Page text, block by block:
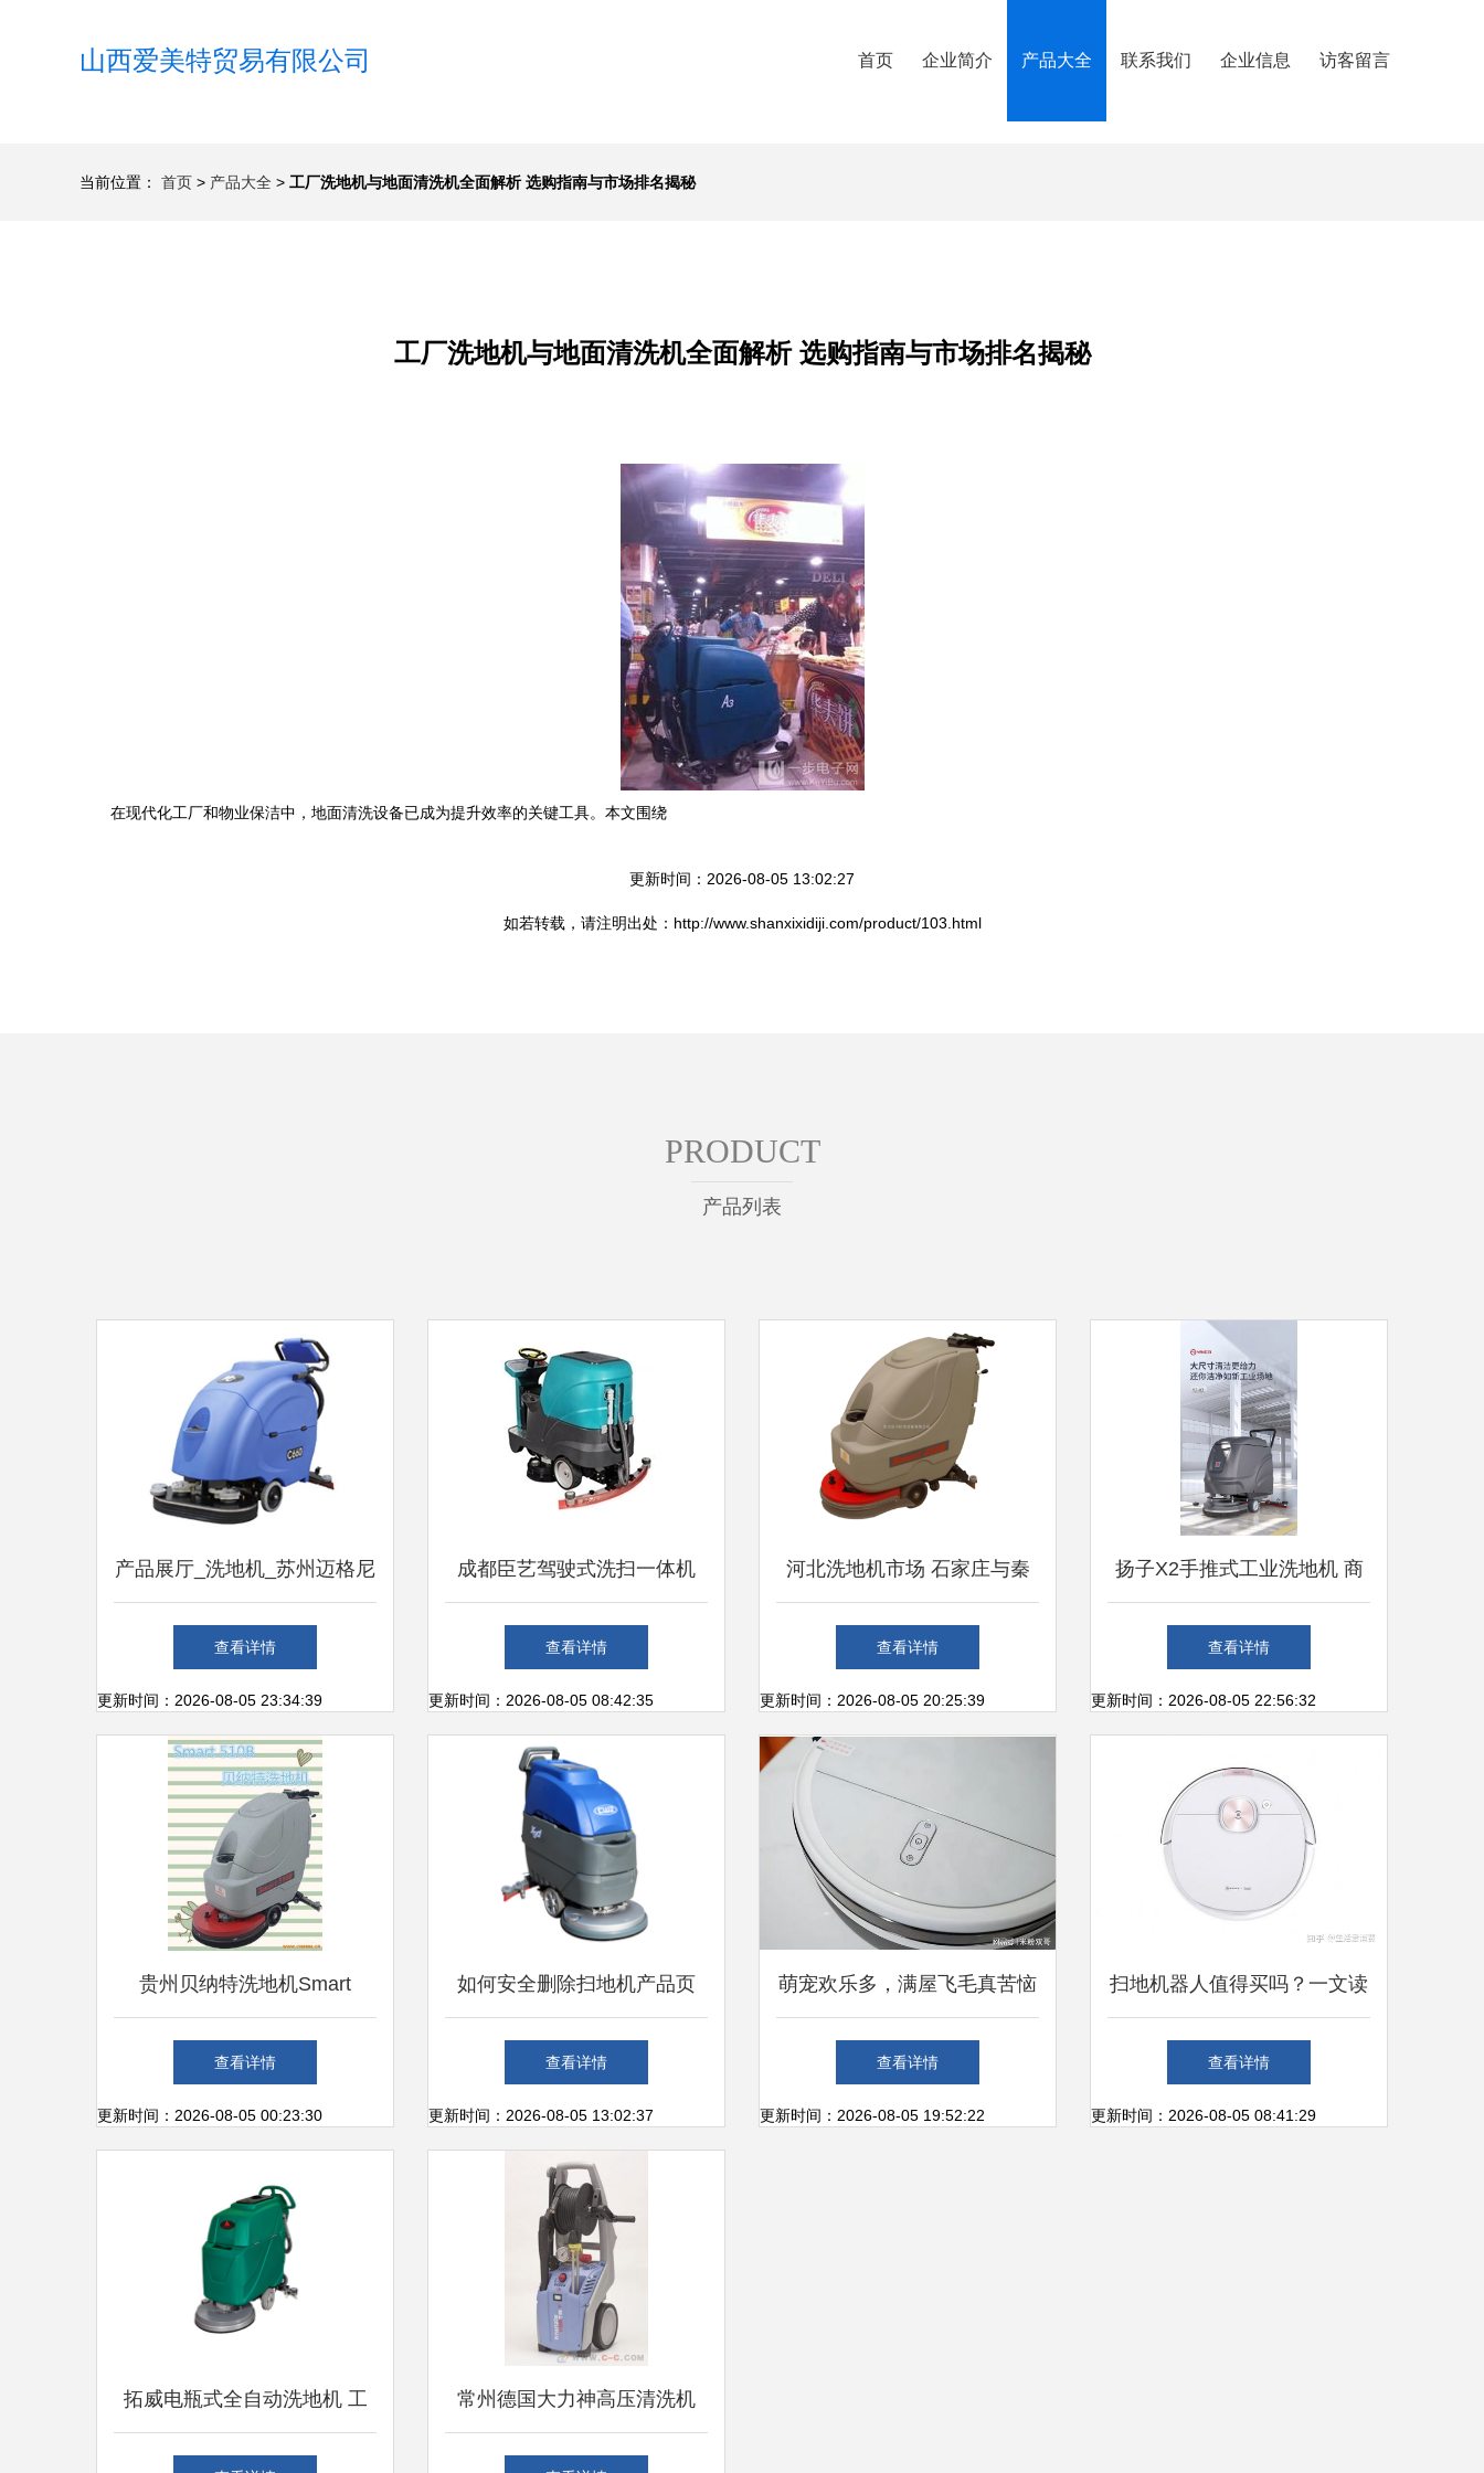
山西爱美特贸易有限公司 首页 企业简介 产品大全 联系我们 企业信息 访客留言
当前位置： 首页 > 产品大全 > 工厂洗地机与地面清洗机全面解析 选购指南与市场排名揭秘
工厂洗地机与地面清洗机全面解析 选购指南与市场排名揭秘
在现代化工厂和物业保洁中，地面清洗设备已成为提升效率的关键工具。本文围绕
更新时间：2026-08-05 13:02:27
如若转载，请注明出处：http://www.shanxixidiji.com/product/103.html
PRODUCT
产品列表
产品展厅_洗地机_苏州迈格尼
清洁设备
查看详情
更新时间：2026-08-05 23:34:39
成都臣艺驾驶式洗扫一体机
高效清洁，重塑现代化作业标
准
查看详情
更新时间：2026-08-05 08:42:35
河北洗地机市场 石家庄与秦
皇岛的清洁革命
查看详情
更新时间：2026-08-05 20:25:39
扬子X2手推式工业洗地机 商
用工厂车间的全能洗扫一体解
决方案
查看详情
更新时间：2026-08-05 22:56:32
贵州贝纳特洗地机Smart
510B 高效清洁的理想选择
查看详情
更新时间：2026-08-05 00:23:30
如何安全删除扫地机产品页
操作指南与注意事项
查看详情
更新时间：2026-08-05 13:02:37
萌宠欢乐多，满屋飞毛真苦恼
浦瑞克n8plus宠物款扫地机初
体验
查看详情
更新时间：2026-08-05 19:52:22
扫地机器人值得买吗？一文读
懂如何挑选优质洗扫一体机
查看详情
更新时间：2026-08-05 08:41:29
拓威电瓶式全自动洗地机 工
厂高效清洁的首选设备
常州德国大力神高压清洗机
厂家直销，强势助力清洁新纪